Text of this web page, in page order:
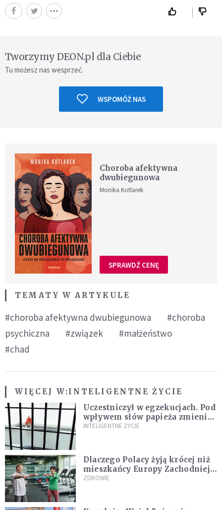
Tworzymy DEON.pl dla Ciebie
Tu możesz nas wesprzeć.
WSPOMÓŻ NAS
Choroba afektywna
dwubiegunowa
Monika Kotlarek
SPRAWDŹ CENĘ
TEMATY W ARTYKULE
#choroba afektywna dwubiegunowa
#choroba
psychiczna
#związek
#małżeństwo
#chad
WIĘCEJ W:INTELIGENTNE ŻYCIE
Uczestniczył w egzekucjach. Pod
wpływem słów papieża zmienił
zdanie
INTELIGENTNE ŻYCIE
Dlaczego Polacy żyją krócej niż
mieszkańcy Europy Zachodniej?
Ekspertka wskazuje główne
ZDROWIE